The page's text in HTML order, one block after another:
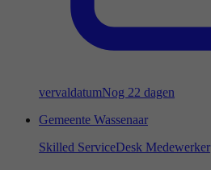
vervaldatumNog 22 dagen
Gemeente Wassenaar
Skilled ServiceDesk Medewerker